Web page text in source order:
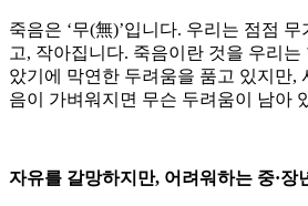
죽음은 ‘무(無)’입니다. 우리는 점점 무
고, 작아집니다. 죽음이란 것을 우리
았기에 막연한 두려움을 품고 있지만,
음이 가벼워지면 무슨 두려움이 남아
자유를 갈망하지만, 어려워하는 중·장